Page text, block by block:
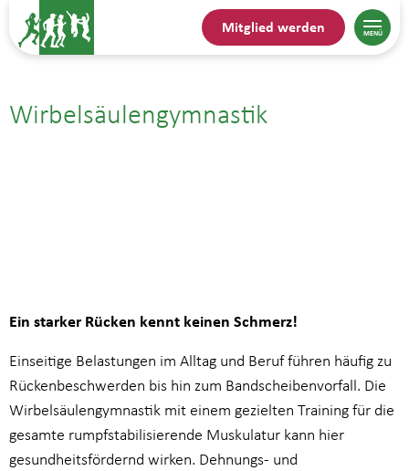
Mitglied werden
Wirbelsäulengymnastik
Ein starker Rücken kennt keinen Schmerz!
Einseitige Belastungen im Alltag und Beruf führen häufig zu
Rückenbeschwerden bis hin zum Bandscheibenvorfall. Die
Wirbelsäulengymnastik mit einem gezielten Training für die
gesamte rumpfstabilisierende Muskulatur kann hier
gesundheitsfördernd wirken. Dehnungs- und